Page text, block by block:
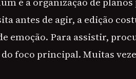
antes de agir, a edição
emoção. Para assistir,
foco principal. Muitas